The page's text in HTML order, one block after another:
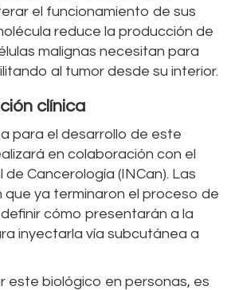
el funcionamiento de sus
reduce la producción de
malignas necesitan para
al tumor desde su interior.
clínica
para el desarrollo de este
en colaboración con el
Cancerología (INCan). Las
ya terminaron el proceso de
cómo presentarán a la
inyectarla vía subcutánea a
este biológico en personas, es